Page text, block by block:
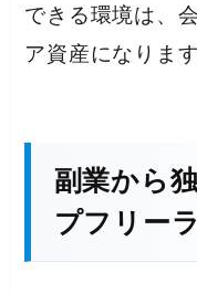
できる環境は、
ア資産になります
副業から
プフリー